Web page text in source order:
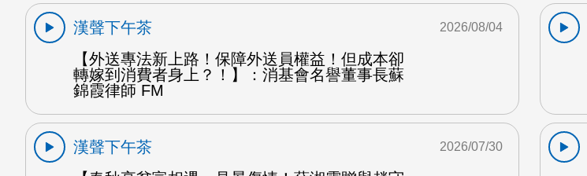
漢聲下午茶
【外送專法新上路！保障外送員權益！但成本卻
轉嫁到消費者身上？！】：消基會名譽董事長蘇
錦霞律師 FM
2026/08/04
漢聲下午茶
2026/07/30